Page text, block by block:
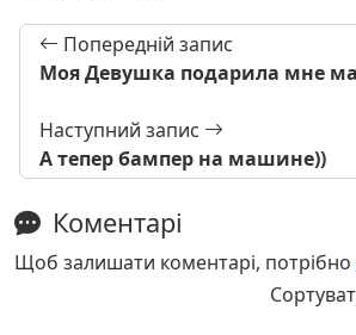
Попередній запис
Моя Девушка подарила мне
Наступний запис
А тепер бампер на машине))
Коментарі
Щоб залишати коментарі, потрібно